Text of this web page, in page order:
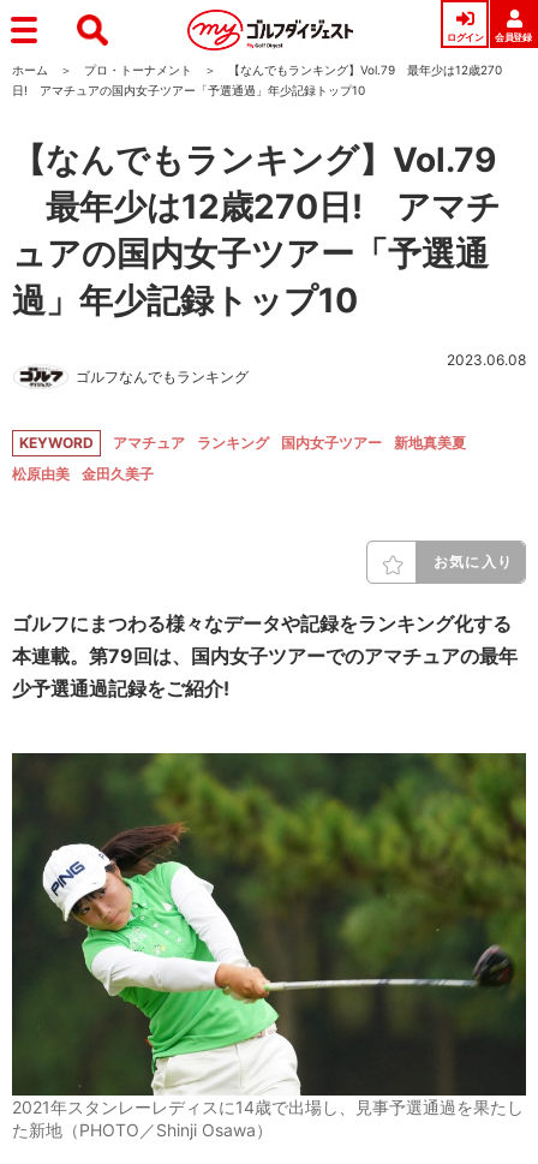
ログイン 会員登録
ホーム プロ・トーナメント
【なんでもランキング】Vol.79 最年少は12歳270
日! アマチュアの国内女子ツアー「予選通過」年少記録トップ10
【なんでもランキング】Vol.79
最年少は12歳270日! アマチ
ュアの国内女子ツアー「予選通
過」年少記録トップ10
ゴルフなんでもランキング
2023.06.08
KEYWORD アマチュア ランキング 国内女子ツアー
新地真美夏
松原由美
金田久美子
お気に入り
ゴルフにまつわる様々なデータや記録をランキング化する
本連載。第79回は、国内女子ツアーでのアマチュアの最年
少予選通過記録をご紹介!
2021年スタンレーレディスに14歳で出場し、見事予選通過を果たし
た新地（PHOTO／Shinji Osawa）